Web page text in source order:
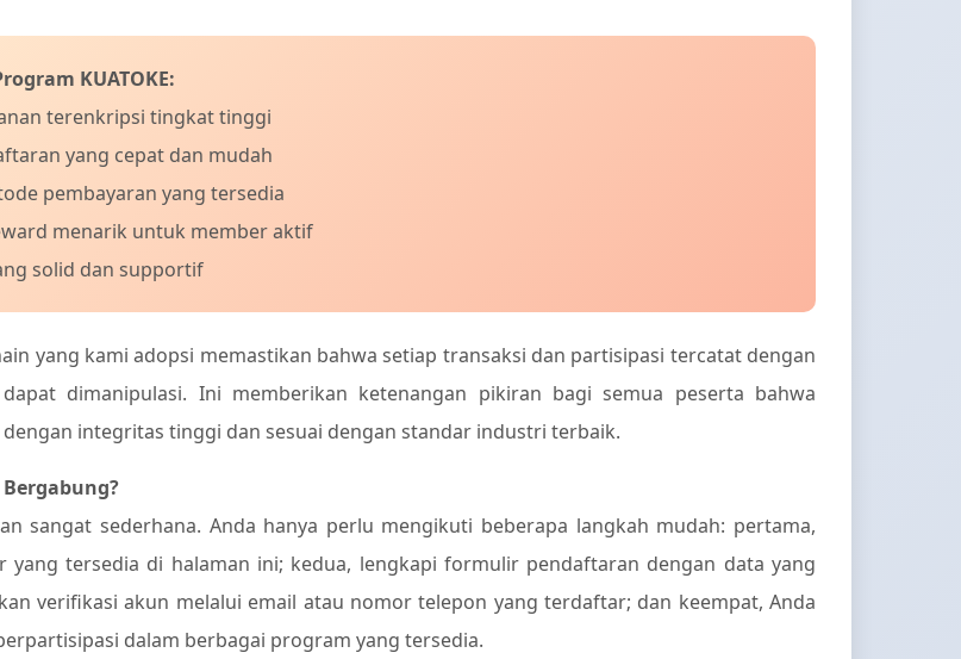
KUATOKE:
terenkripsi tingkat tinggi
yang cepat dan mudah
pembayaran yang tersedia
menarik untuk member aktif
solid dan supportif
yang kami adopsi memastikan bahwa setiap transaksi dan partisipasi tercatat dengan
dimanipulasi. Ini memberikan ketenangan pikiran bagi semua peserta bahwa
integritas tinggi dan sesuai dengan standar industri terbaik.
sangat sederhana. Anda hanya perlu mengikuti beberapa langkah mudah: pertama,
yang tersedia di halaman ini; kedua, lengkapi formulir pendaftaran dengan data yang
verifikasi akun melalui email atau nomor telepon yang terdaftar; dan keempat, Anda
dalam berbagai program yang tersedia.